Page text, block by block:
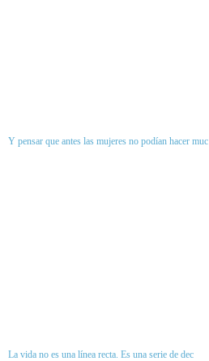
Y pensar que antes las mujeres no podían hacer muc
La vida no es una línea recta. Es una serie de dec